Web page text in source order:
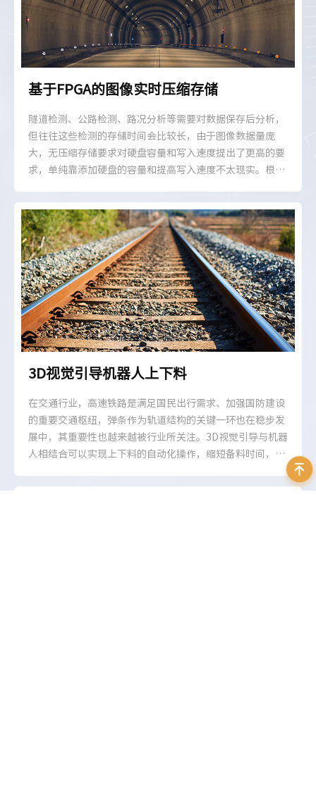
基于FPGA的图像实时压缩存储
隧道检测、公路检测、路况分析等需要对数据保存后分析，
但往往这些检测的存储时间会比较长，由于图像数据量庞
大，无压缩存储要求对硬盘容量和写入速度提出了更高的要
求，单纯靠添加硬盘的容量和提高写入速度不太现实。根据
有使用灵活、集成度高、效率高等优点。
3D视觉引导机器人上下料
在交通行业，高速铁路是满足国民出行需求、加强国防建设
的重要交通枢纽，弹条作为轨道结构的关键一环也在稳步发
展中，其重要性也越来越被行业所关注。3D视觉引导与机器
人相结合可以实现上下料的自动化操作，缩短备料时间，提